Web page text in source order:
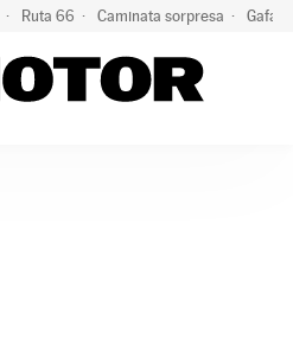
Ruta 66 Caminata sorpresa Gafas